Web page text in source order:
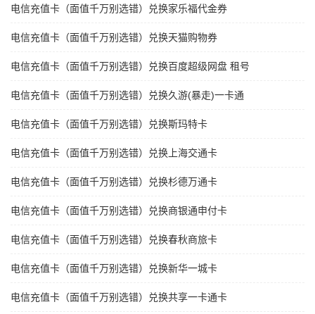
电信充值卡（面值千万别选错）兑换家乐福代金券
电信充值卡（面值千万别选错）兑换天猫购物券
电信充值卡（面值千万别选错）兑换百度超级网盘 租号
电信充值卡（面值千万别选错）兑换久游(暴走)一卡通
电信充值卡（面值千万别选错）兑换斯玛特卡
电信充值卡（面值千万别选错）兑换上海交通卡
电信充值卡（面值千万别选错）兑换杉德万通卡
电信充值卡（面值千万别选错）兑换商银通申付卡
电信充值卡（面值千万别选错）兑换春秋商旅卡
电信充值卡（面值千万别选错）兑换新华一城卡
电信充值卡（面值千万别选错）兑换共享一卡通卡